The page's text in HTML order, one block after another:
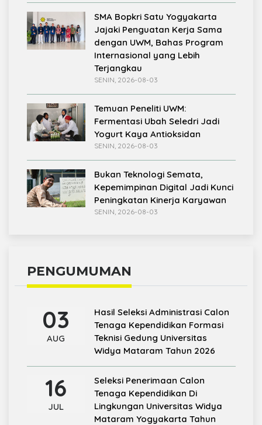
SMA Bopkri Satu Yogyakarta
Jajaki Penguatan Kerja Sama
dengan UWM, Bahas Program
Internasional yang Lebih
Terjangkau
SENIN, 2026-08-03
Temuan Peneliti UWM:
Fermentasi Ubah Seledri Jadi
Yogurt Kaya Antioksidan
SENIN, 2026-08-03
Bukan Teknologi Semata,
Kepemimpinan Digital Jadi Kunci
Peningkatan Kinerja Karyawan
SENIN, 2026-08-03
PENGUMUMAN
03
AUG
Hasil Seleksi Administrasi Calon
Tenaga Kependidikan Formasi
Teknisi Gedung Universitas
Widya Mataram Tahun 2026
16
JUL
Seleksi Penerimaan Calon
Tenaga Kependidikan Di
Lingkungan Universitas Widya
Mataram Yogyakarta Tahun